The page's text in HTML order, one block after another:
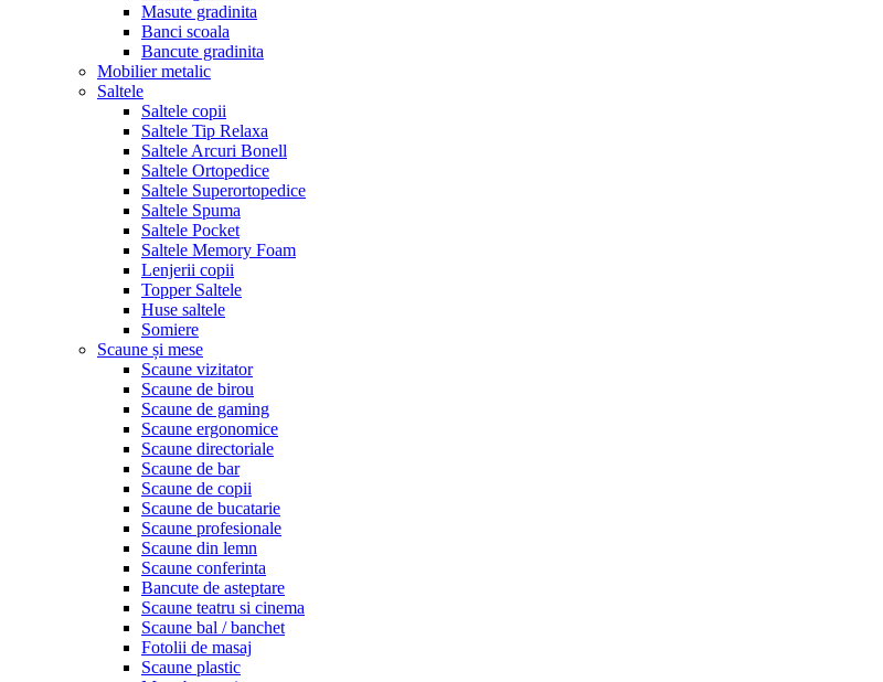
Masute gradinita
Banci scoala
Bancute gradinita
Mobilier metalic
Saltele
Saltele copii
Saltele Tip Relaxa
Saltele Arcuri Bonell
Saltele Ortopedice
Saltele Superortopedice
Saltele Spuma
Saltele Pocket
Saltele Memory Foam
Lenjerii copii
Topper Saltele
Huse saltele
Somiere
Scaune și mese
Scaune vizitator
Scaune de birou
Scaune de gaming
Scaune ergonomice
Scaune directoriale
Scaune de bar
Scaune de copii
Scaune de bucatarie
Scaune profesionale
Scaune din lemn
Scaune conferinta
Bancute de asteptare
Scaune teatru si cinema
Scaune bal / banchet
Fotolii de masaj
Scaune plastic